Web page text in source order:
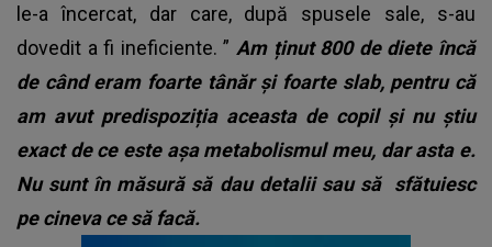
le-a încercat, dar care, după spusele sale, s-au
dovedit a fi ineficiente. ” Am ținut 800 de diete încă
de când eram foarte tânăr și foarte slab, pentru că
am avut predispoziția aceasta de copil și nu știu
exact de ce este așa metabolismul meu, dar asta e.
Nu sunt în măsură să dau detalii sau să sfătuiesc
pe cineva ce să facă.